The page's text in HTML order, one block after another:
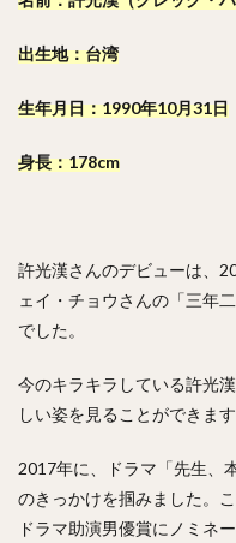
出生地：台湾
生年月日：1990年10月31日
身長：178cm
許光漢さんのデビューは、
ェイ・チョウさんの「三年
でした。
今のキラキラしている許光
しい姿を見ることができます
2017年に、ドラマ「先生、
のきっかけを掴みました。
ドラマ助演男優賞にノミネ